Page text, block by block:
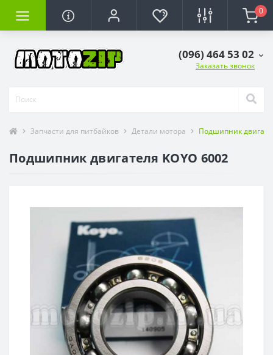
0
(096) 464 53 02
Заказать звонок
Запчасти для питбайков Детали мотора Подшипник
Подшипник двигателя KOYO 6002